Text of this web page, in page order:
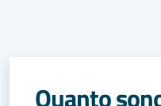
Quanto